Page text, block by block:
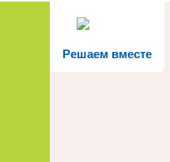
Решаем вместе